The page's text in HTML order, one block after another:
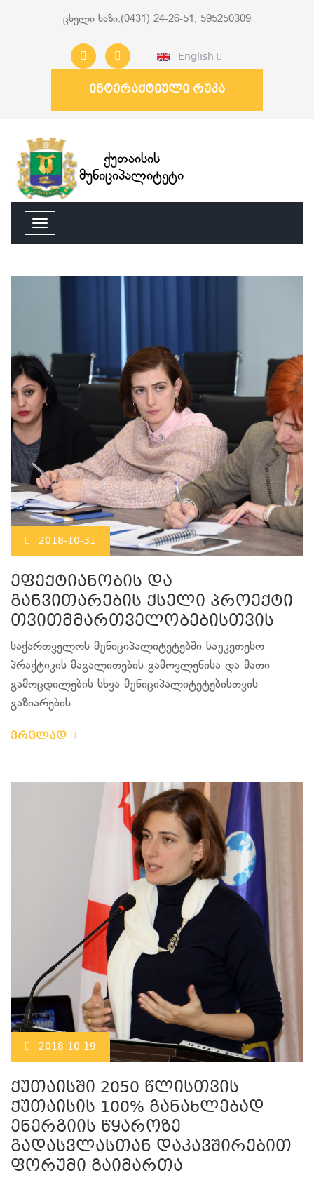
ცხელი ხაზი:(0431) 24-26-51, 595250309
English
ინტერაქტიული რუკა
ქუთაისის
მუნიციპალიტეტი
2018-10-31
ეფექტიანობის და
განვითარების ქსელი პროექტი
თვითმმართველობებისთვის
საქართველოს მუნიციპალიტეტებში საუკეთესო
პრაქტიკის მაგალითების გამოვლენისა და მათი
გამოცდილების სხვა მუნიციპალიტეტებისთვის
გაზიარების...
ვრცლად
2018-10-19
ქუთაისში 2050 წლისთვის
ქუთაისის 100% განახლებად
ენერგიის წყაროზე
გადასვლასთან დაკავშირებით
ფორუმი გაიმართა